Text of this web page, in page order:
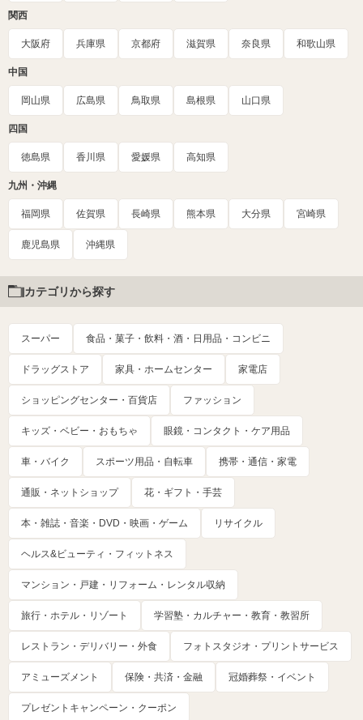
関西
大阪府 兵庫県 京都府 滋賀県 奈良県 和歌山県
中国
岡山県 広島県 鳥取県 島根県 山口県
四国
徳島県 香川県 愛媛県 高知県
九州・沖縄
福岡県 佐賀県 長崎県 熊本県 大分県 宮崎県
鹿児島県 沖縄県
カテゴリから探す
スーパー 食品・菓子・飲料・酒・日用品・コンビニ
ドラッグストア 家具・ホームセンター 家電店
ショッピングセンター・百貨店 ファッション
キッズ・ベビー・おもちゃ 眼鏡・コンタクト・ケア用品
車・バイク スポーツ用品・自転車 携帯・通信・家電
通販・ネットショップ 花・ギフト・手芸
本・雑誌・音楽・DVD・映画・ゲーム リサイクル
ヘルス&ビューティ・フィットネス
マンション・戸建・リフォーム・レンタル収納
旅行・ホテル・リゾート 学習塾・カルチャー・教育・教習所
レストラン・デリバリー・外食 フォトスタジオ・プリントサービス
アミューズメント 保険・共済・金融 冠婚葬祭・イベント
プレゼントキャンペーン・クーポン